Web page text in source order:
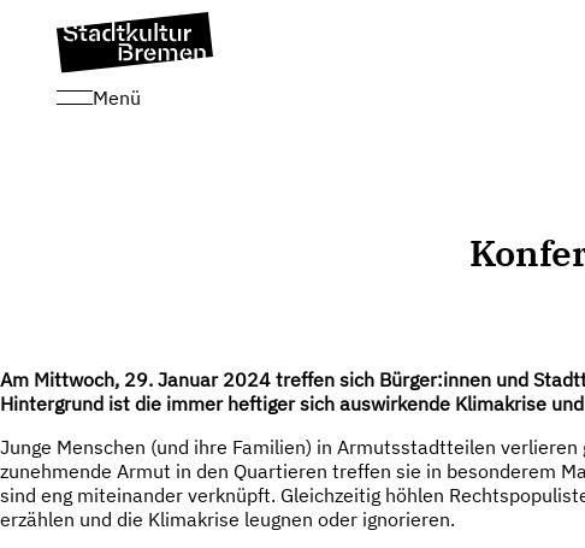
Menü
Am Mittwoch, 29. Januar 2024 treffen sich Bürger:innen und
Hintergrund ist die immer heftiger sich auswirkende Klimakrise
Junge Menschen (und ihre Familien) in Armutsstadtteilen
zunehmende Armut in den Quartieren treffen sie in besonderem
sind eng miteinander verknüpft. Gleichzeitig höhlen
erzählen und die Klimakrise leugnen oder ignorieren.